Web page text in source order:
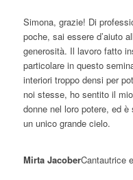
Simona, grazie! Di
poche, sai essere d’aiuto
generosità. Il lavoro fatto
particolare in questo
interiori troppo densi per
noi stesse, ho sentito il
donne nel loro potere, ed
un unico grande cielo.
Mirta JacoberCantautrice